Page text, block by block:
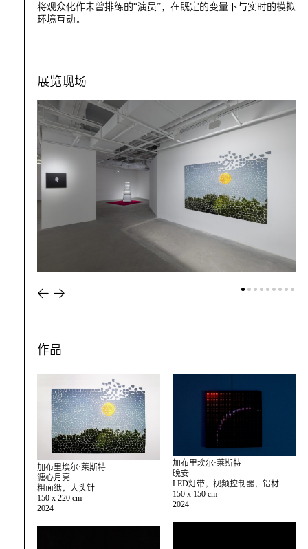
将观众化作未曾排练的“演员”，在既定的变量下与实时的模拟
环境互动。
展览现场
作品
加布里埃尔·莱斯特
溏心月亮
粗面纸，大头针
150 x 220 cm
2024
加布里埃尔·莱斯特
晚安
LED灯带，视频控制器，铝材
150 x 150 cm
2024